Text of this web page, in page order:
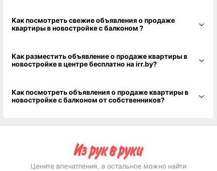
Как посмотреть свежие объявления о продаже
квартиры в новостройке с балконом ?
Как разместить объявление о продаже квартиры в
новостройке в центре бесплатно на irr.by?
Как посмотреть объявления о продаже квартиры в
новостройке с балконом от собственников?
Цените впечатления, а остальное можно найти